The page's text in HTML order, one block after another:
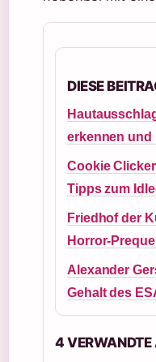
DIESE
erkennen und
Cookie
Tipps zum
Friedhof der
Horror-
Alexander
Gehalt des
4 VERWANDTE